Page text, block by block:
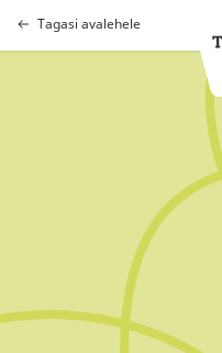
Tagasi avalehele